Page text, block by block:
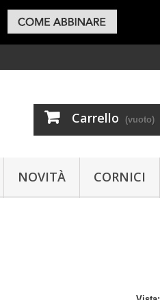
Carrello (vuoto)
NOVITÀ CORNICI